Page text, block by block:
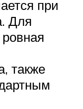
при
Для
также